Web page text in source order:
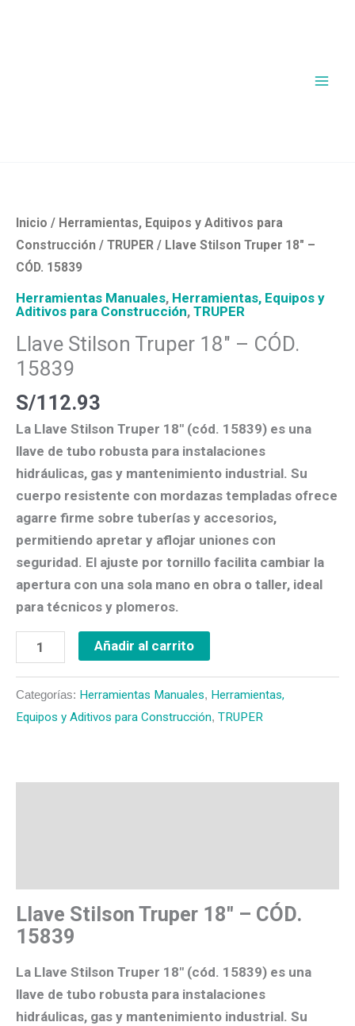
Inicio / Herramientas, Equipos y Aditivos para
Construcción / TRUPER / Llave Stilson Truper 18″ –
CÓD. 15839
Herramientas Manuales, Herramientas, Equipos y
Aditivos para Construcción, TRUPER
Llave Stilson Truper 18″ – CÓD.
15839
S/112.93
La Llave Stilson Truper 18″ (cód. 15839) es una
llave de tubo robusta para instalaciones
hidráulicas, gas y mantenimiento industrial. Su
cuerpo resistente con mordazas templadas ofrece
agarre firme sobre tuberías y accesorios,
permitiendo apretar y aflojar uniones con
seguridad. El ajuste por tornillo facilita cambiar la
apertura con una sola mano en obra o taller, ideal
para técnicos y plomeros.
Truper
18"
–
15839
Añadir al carrito
Categorías: Herramientas Manuales, Herramientas,
Equipos y Aditivos para Construcción, TRUPER
Llave Stilson Truper 18″ – CÓD.
15839
La Llave Stilson Truper 18″ (cód. 15839) es una
llave de tubo robusta para instalaciones
hidráulicas, gas y mantenimiento industrial. Su